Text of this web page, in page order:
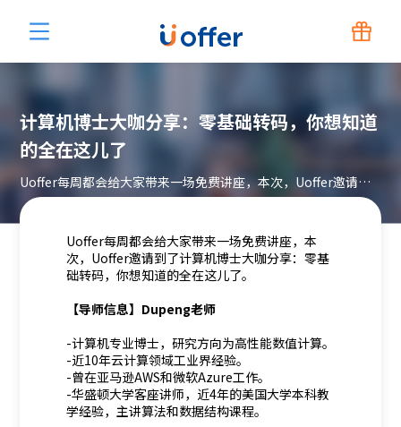
计算机博士大咖分享：零基础转码，你想知道
的全在这儿了
Uoffer每周都会给大家带来一场免费讲座，本次，Uoffer邀请到了计算机博士大咖分享：零基础转码，你想知道的全在这儿了
Uoffer每周都会给大家带来一场免费讲座，本
次，Uoffer邀请到了计算机博士大咖分享：零基
础转码，你想知道的全在这儿了。
【导师信息】Dupeng老师
-计算机专业博士，研究方向为高性能数值计算。
-近10年云计算领域工业界经验。
-曾在亚马逊AWS和微软Azure工作。
-华盛顿大学客座讲师，近4年的美国大学本科教
学经验，主讲算法和数据结构课程。